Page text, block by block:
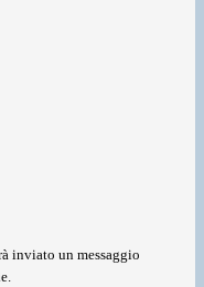
inviato un messaggio